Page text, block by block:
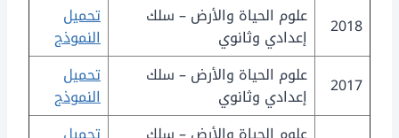
2018
علوم الحياة والأرض – سلك
إعدادي وثانوي
تحميل
النموذج
2017
علوم الحياة والأرض – سلك
إعدادي وثانوي
تحميل
النموذج